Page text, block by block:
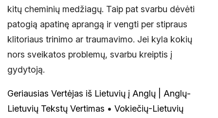
kitų cheminių medžiagų. Taip pat svarbu dėvėti
patogią apatinę aprangą ir vengti per stipraus
klitoriaus trinimo ar traumavimo. Jei kyla kokių
nors sveikatos problemų, svarbu kreiptis į
gydytoją.
Geriausias Vertėjas iš Lietuvių į Anglų | Anglų-
Lietuvių Tekstų Vertimas • Vokiečių-Lietuvių